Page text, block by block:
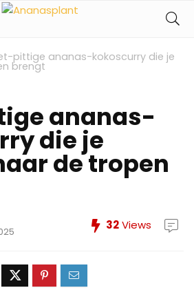
pittige ananas-kokoscurry die je
brengt
ananas-
die je
de tropen
32Views